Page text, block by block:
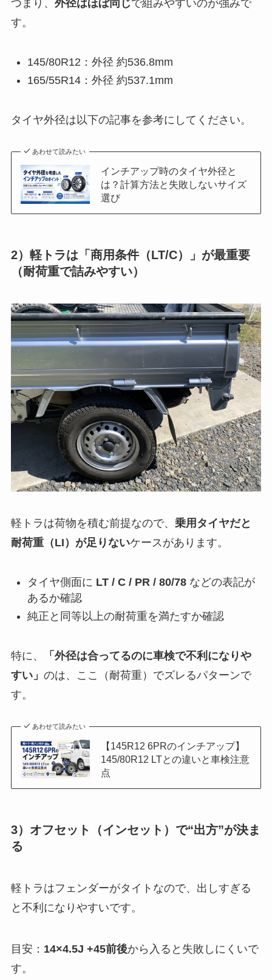
つまり、 外径はほぼ同じで組みやすいのが強みで
す。
145/80R12：外径 約536.8mm
165/55R14：外径 約537.1mm
タイヤ外径は以下の記事を参考にしてください。
あわせて読みたい
インチアップ時のタイヤ外径と
は？計算方法と失敗しないサイズ
選び
2）軽トラは「商用条件（LT/C）」が最重要
（耐荷重で詰みやすい）
軽トラは荷物を積む前提なので、 乗用タイヤだと
耐荷重（LI）が足りないケースがあります。
タイヤ側面に LT / C / PR / 80/78などの表記が
あるか確認
純正と同等以上の耐荷重を満たすか確認
特に、
「外径は合ってるのに車検で不利になりや
すい」 のは、ここ（耐荷重）でズレるパターンで
す。
あわせて読みたい
【145R12 6PRのインチアップ】
145/80R12 LTとの違いと車検注意
点
3）オフセット（インセット）で“出方”が決ま
る
軽トラはフェンダーがタイトなので、出しすぎる
と不利になりやすいです。
目安： 14×4.5J +45前後から入ると失敗しにくいで
す。